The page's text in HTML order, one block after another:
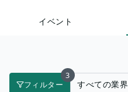
イベント
フィルター
3
すべての業界